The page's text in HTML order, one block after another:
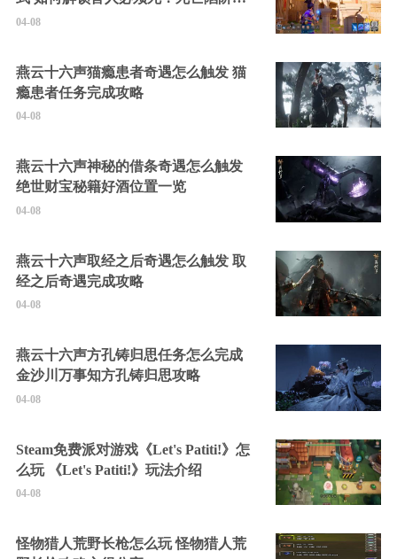
的隐藏角色
04-08
燕云十六声猫瘾患者奇遇怎么触发 猫
瘾患者任务完成攻略
04-08
燕云十六声神秘的借条奇遇怎么触发
绝世财宝秘籍好酒位置一览
04-08
燕云十六声取经之后奇遇怎么触发 取
经之后奇遇完成攻略
04-08
燕云十六声方孔铸归思任务怎么完成
金沙川万事知方孔铸归思攻略
04-08
Steam免费派对游戏《Let's Patiti!》怎
么玩 《Let's Patiti!》玩法介绍
04-08
怪物猎人荒野长枪怎么玩 怪物猎人荒